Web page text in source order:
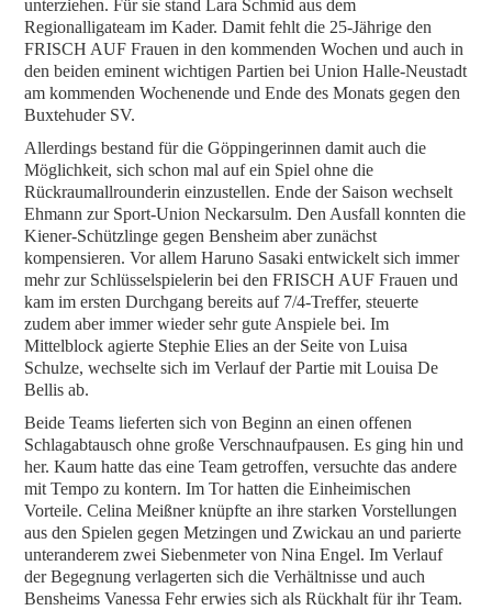
unterziehen. Für sie stand Lara Schmid aus dem
Regionalligateam im Kader. Damit fehlt die 25-Jährige den
FRISCH AUF Frauen in den kommenden Wochen und auch in
den beiden eminent wichtigen Partien bei Union Halle-Neustadt
am kommenden Wochenende und Ende des Monats gegen den
Buxtehuder SV.
Allerdings bestand für die Göppingerinnen damit auch die
Möglichkeit, sich schon mal auf ein Spiel ohne die
Rückraumallrounderin einzustellen. Ende der Saison wechselt
Ehmann zur Sport-Union Neckarsulm. Den Ausfall konnten die
Kiener-Schützlinge gegen Bensheim aber zunächst
kompensieren. Vor allem Haruno Sasaki entwickelt sich immer
mehr zur Schlüsselspielerin bei den FRISCH AUF Frauen und
kam im ersten Durchgang bereits auf 7/4-Treffer, steuerte
zudem aber immer wieder sehr gute Anspiele bei. Im
Mittelblock agierte Stephie Elies an der Seite von Luisa
Schulze, wechselte sich im Verlauf der Partie mit Louisa De
Bellis ab.
Beide Teams lieferten sich von Beginn an einen offenen
Schlagabtausch ohne große Verschnaufpausen. Es ging hin und
her. Kaum hatte das eine Team getroffen, versuchte das andere
mit Tempo zu kontern. Im Tor hatten die Einheimischen
Vorteile. Celina Meißner knüpfte an ihre starken Vorstellungen
aus den Spielen gegen Metzingen und Zwickau an und parierte
unteranderem zwei Siebenmeter von Nina Engel. Im Verlauf
der Begegnung verlagerten sich die Verhältnisse und auch
Bensheims Vanessa Fehr erwies sich als Rückhalt für ihr Team.